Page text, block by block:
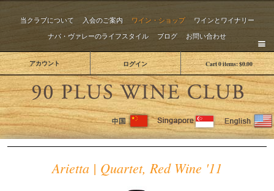
当クラブについて 入会のご案内 ワイン・ショップ
ワインとワイナリー
ナパ・ヴァレーのライフスタイル
ブログ お問い合わせ
Cart0items:$0.00
アカウント ログイン
The
Arietta | Quartet, Red Wine '11